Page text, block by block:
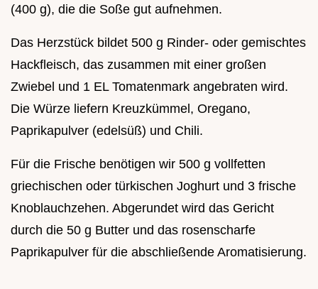
(400 g), die die Soße gut aufnehmen.
Das Herzstück bildet 500 g Rinder- oder gemischtes
Hackfleisch, das zusammen mit einer großen
Zwiebel und 1 EL Tomatenmark angebraten wird.
Die Würze liefern Kreuzkümmel, Oregano,
Paprikapulver (edelsüß) und Chili.
Für die Frische benötigen wir 500 g vollfetten
griechischen oder türkischen Joghurt und 3 frische
Knoblauchzehen. Abgerundet wird das Gericht
durch die 50 g Butter und das rosenscharfe
Paprikapulver für die abschließende Aromatisierung.